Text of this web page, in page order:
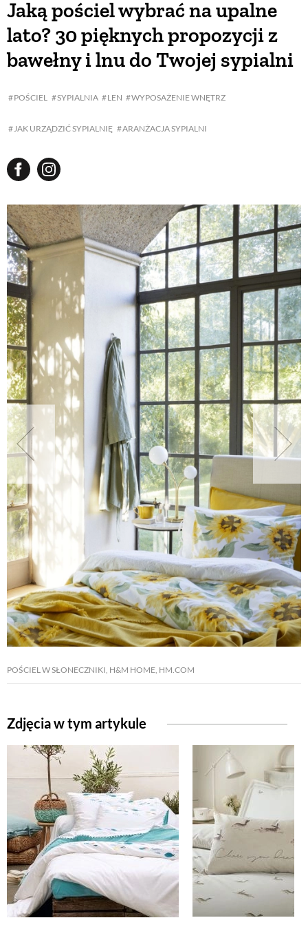
Jaką pościel wybrać na upalne
lato? 30 pięknych propozycji z
bawełny i lnu do Twojej sypialni
POŚCIEL SYPIALNIA LEN WYPOSAŻENIE WNĘTRZ
JAK URZĄDZIĆ SYPIALNIĘ ARANŻACJA SYPIALNI
POŚCIEL W SŁONECZNIKI, H&M HOME, HM.COM
Zdjęcia w tym artykule
BUDUJEMY DOM
WARZYWA I OWOCE
PORADY
ZIELEŃ W DOMU
PROJEKTOWANIE OGRODU
NATURALNIE
URODA
NATURALNA APTECZKA
DLA DOMU
EKO ŻYCIE
PRZYRODA
ZWIERZĘTA DOMOWE
ZWIERZĘTA W NATURZE
KRAJOBRAZ
RĘKODZIEŁO
RZEMIOSŁO
ZRÓB TO SAM